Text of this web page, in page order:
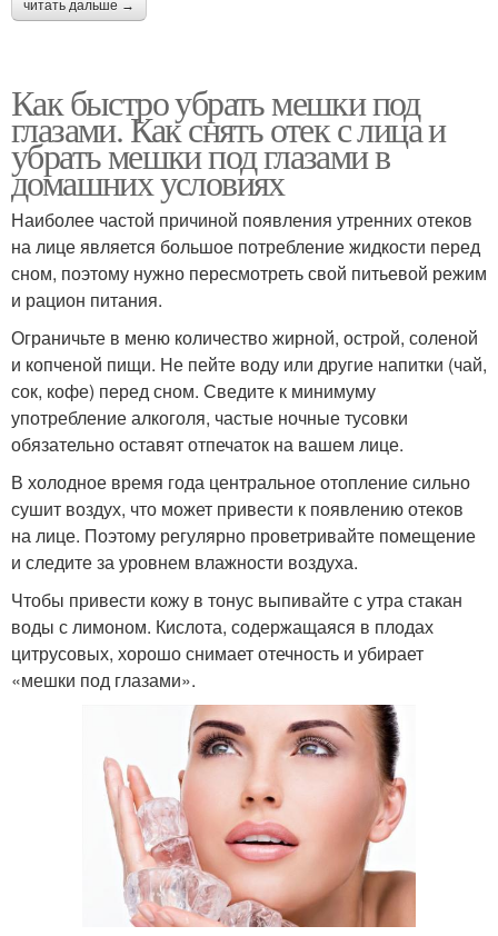
читать дальше →
Как быстро убрать мешки под
глазами. Как снять отек с лица и
убрать мешки под глазами в
домашних условиях
Наиболее частой причиной появления утренних отеков
на лице является большое потребление жидкости перед
сном, поэтому нужно пересмотреть свой питьевой режим
и рацион питания.
Ограничьте в меню количество жирной, острой, соленой
и копченой пищи. Не пейте воду или другие напитки (чай,
сок, кофе) перед сном. Сведите к минимуму
употребление алкоголя, частые ночные тусовки
обязательно оставят отпечаток на вашем лице.
В холодное время года центральное отопление сильно
сушит воздух, что может привести к появлению отеков
на лице. Поэтому регулярно проветривайте помещение
и следите за уровнем влажности воздуха.
Чтобы привести кожу в тонус выпивайте с утра стакан
воды с лимоном. Кислота, содержащаяся в плодах
цитрусовых, хорошо снимает отечность и убирает
«мешки под глазами».